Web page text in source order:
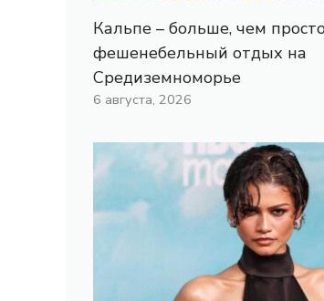
Кальпе – больше, чем
фешенебельный отдых на
Средиземноморье
6 августа, 2026